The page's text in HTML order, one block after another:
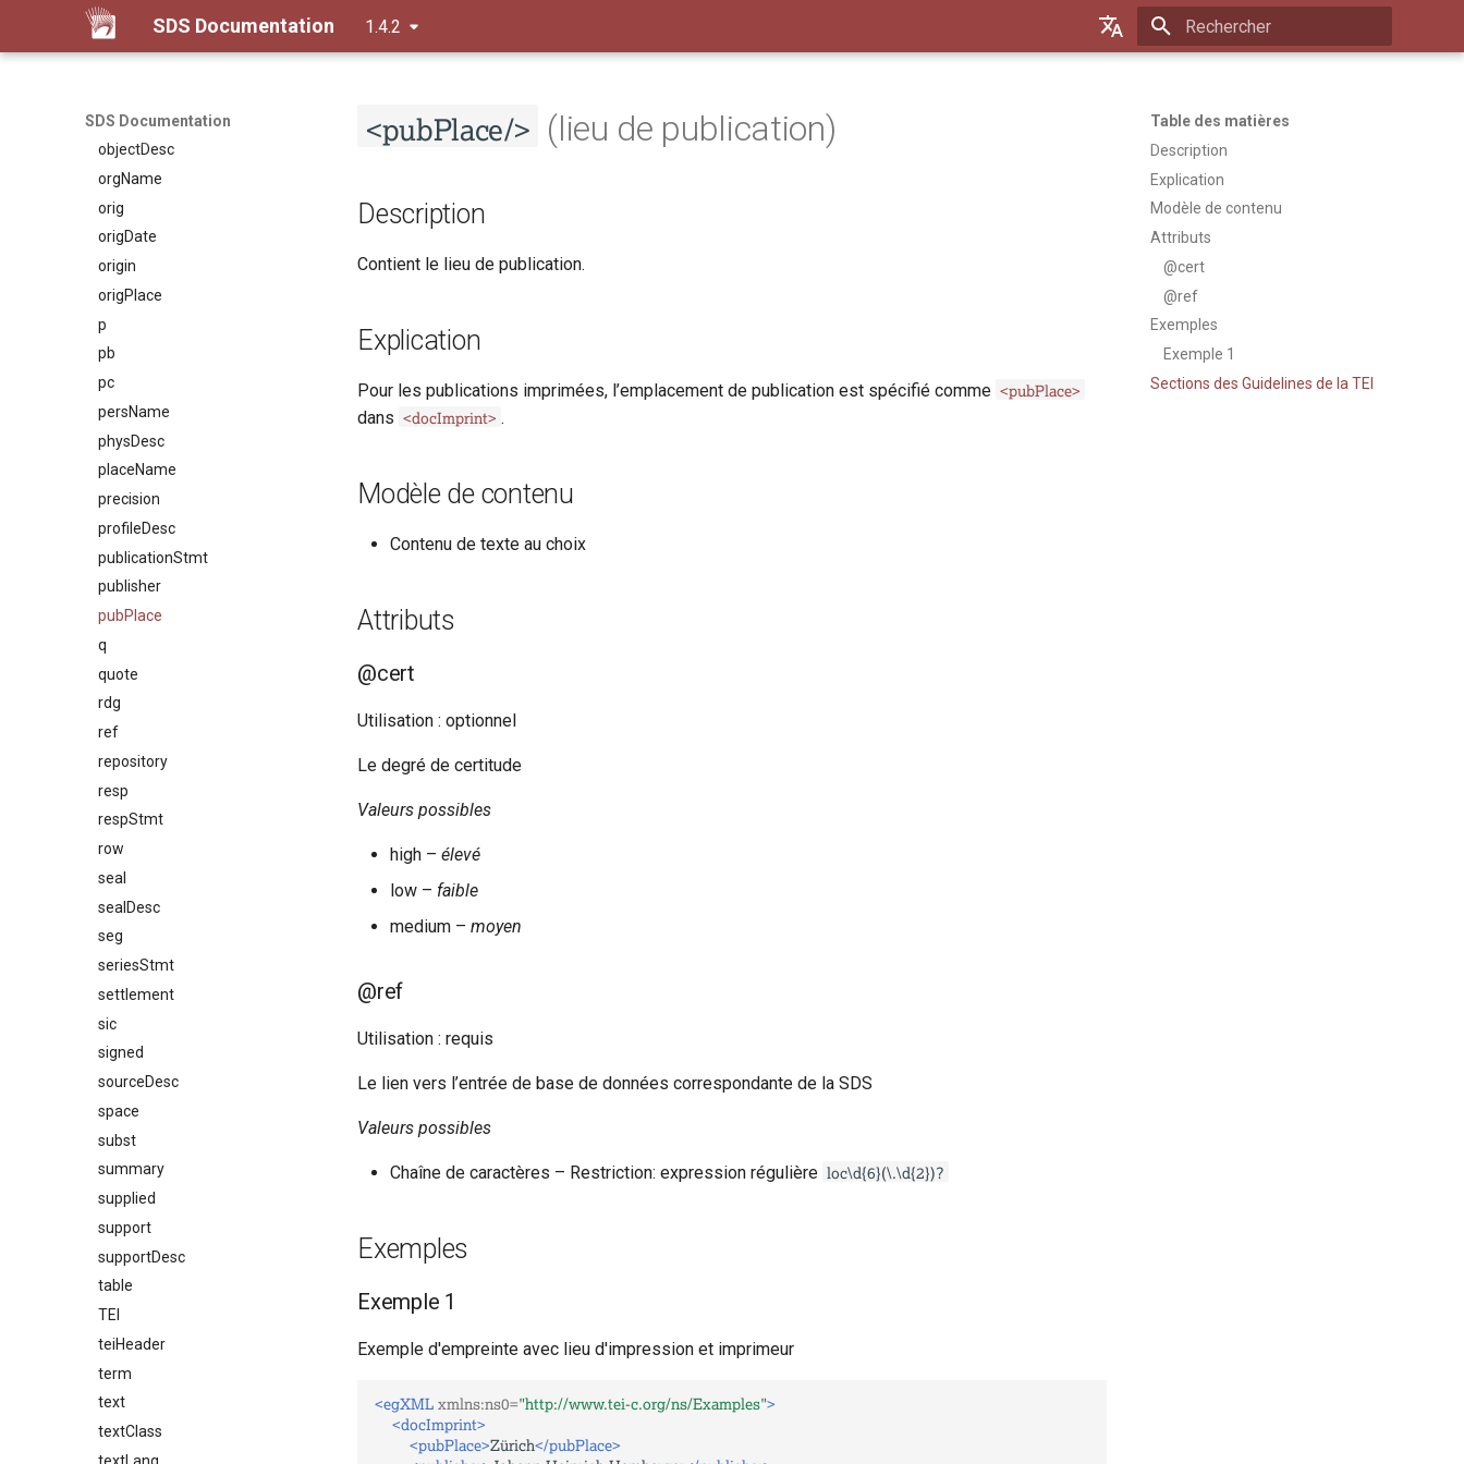
SDS Documentation 1.4.2
SDS Documentation
msDesc
msIdentifier
msItem
num
objectDesc
orgName
orig
origDate
origin
origPlace
p
pb
pc
persName
physDesc
placeName
precision
profileDesc
publicationStmt
publisher
pubPlace
q
quote
rdg
ref
repository
resp
respStmt
row
seal
sealDesc
seg
seriesStmt
settlement
sic
signed
sourceDesc
space
subst
summary
supplied
support
supportDesc
table
TEI
teiHeader
term
text
textClass
textLang
Table des matières
Description
Explication
Modèle de contenu
Attributs
@cert
@ref
Exemples
Exemple 1
Sections des Guidelines de la TEI
<pubPlace/> (lieu de publication)
Description
Contient le lieu de publication.
Explication
Pour les publications imprimées, l’emplacement de publication est spécifié comme <pubPlace>
dans <docImprint> .
Modèle de contenu
Contenu de texte au choix
Attributs
@cert
Utilisation : optionnel
Le degré de certitude
Valeurs possibles
high – élevé
low – faible
medium – moyen
@ref
Utilisation : requis
Le lien vers l’entrée de base de données correspondante de la SDS
Valeurs possibles
Chaîne de caractères – Restriction: expression régulière loc\d{6}(\.\d{2})?
Exemples
Exemple 1
Exemple d'empreinte avec lieu d'impression et imprimeur
<egXML xmlns:ns0="http://www.tei-c.org/ns/Examples">
<docImprint>
<pubPlace>Zürich</pubPlace>